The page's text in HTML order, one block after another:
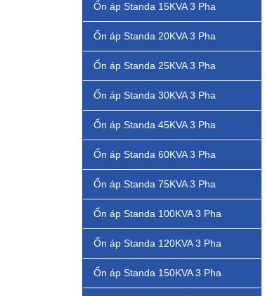
Ổn áp Standa 15KVA 3 Pha
Ổn áp Standa 20KVA 3 Pha
Ổn áp Standa 25KVA 3 Pha
Ổn áp Standa 30KVA 3 Pha
Ổn áp Standa 45KVA 3 Pha
Ổn áp Standa 60KVA 3 Pha
Ổn áp Standa 75KVA 3 Pha
Ổn áp Standa 100KVA 3 Pha
Ổn áp Standa 120KVA 3 Pha
Ổn áp Standa 150KVA 3 Pha